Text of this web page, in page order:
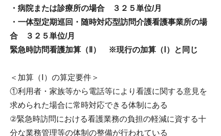
・病院または診療所の場合 ３２５単位/月
・一体型定期巡回・随時対応型訪問介護看護事業所の場
合 ３２５単位/月
緊急時訪問看護加算（Ⅱ） ※現行の加算（Ⅰ）と同じ
＜加算（Ⅰ）の算定要件＞
①利用者・家族等から電話等により看護に関する意見を
求められた場合に常時対応できる体制にある
②緊急時訪問における看護業務の負担の軽減に資する十
分な業務管理等の体制の整備が行われている